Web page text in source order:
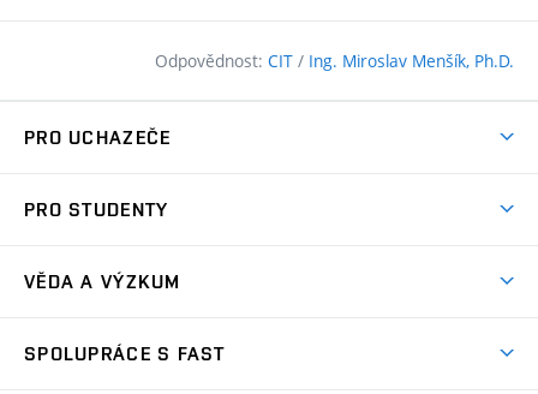
Odpovědnost: CIT / Ing. Miroslav Menšík, Ph.D.
PRO UCHAZEČE
Přijímačky
Ambasadoři pro prváky(externí
PRO STUDENTY
Předměty
VĚDA A VÝZKUM
SPOLUPRÁCE S FAST